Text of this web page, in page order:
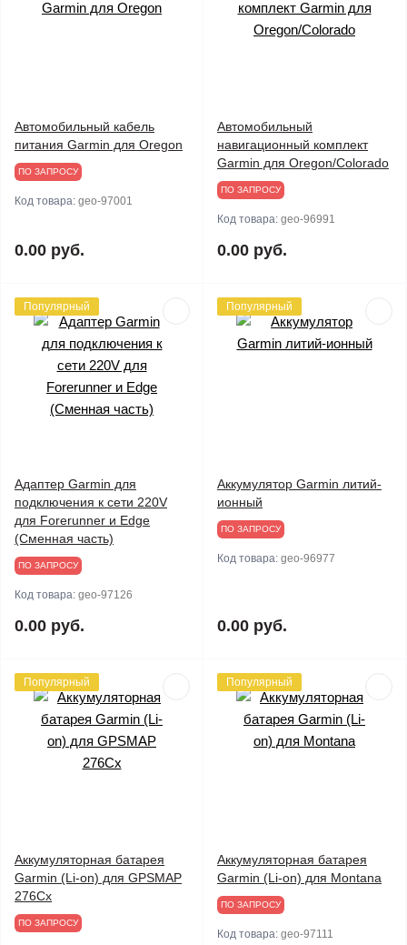
Автомобильный кабель
питания Garmin для Oregon
ПО ЗАПРОСУ
Код товара: geo-97001
0.00 руб.
Автомобильный
навигационный комплект
Garmin для Oregon/Colorado
ПО ЗАПРОСУ
Код товара: geo-96991
0.00 руб.
Популярный
Адаптер Garmin для
подключения к сети 220V
для Forerunner и Edge
(Сменная часть)
ПО ЗАПРОСУ
Код товара: geo-97126
0.00 руб.
Популярный
Аккумулятор Garmin литий-
ионный
ПО ЗАПРОСУ
Код товара: geo-96977
0.00 руб.
Популярный
Аккумуляторная батарея
Garmin (Li-on) для GPSMAP
276Cx
ПО ЗАПРОСУ
Популярный
Аккумуляторная батарея
Garmin (Li-on) для Montana
ПО ЗАПРОСУ
Код товара: geo-97111